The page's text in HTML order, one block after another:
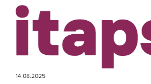
14.08.2025